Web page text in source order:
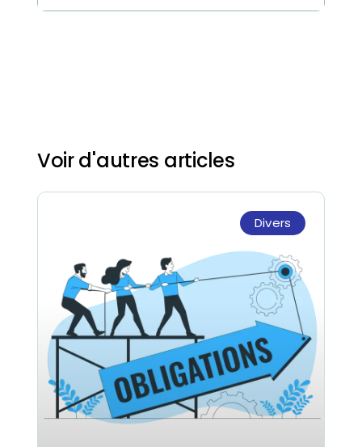
Voir d'autres articles
Divers